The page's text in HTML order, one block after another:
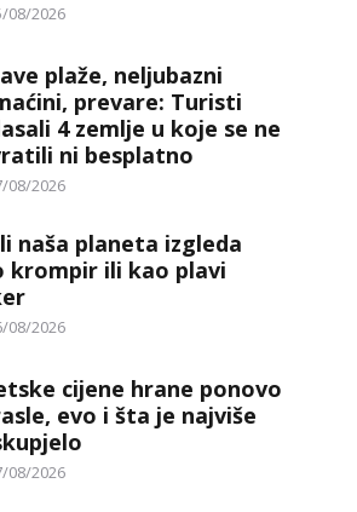
08/2026
plaže, neljubazni
prevare: Turisti
4 zemlje u koje se ne
ni besplatno
08/2026
naša planeta izgleda
krompir ili kao plavi
08/2026
cijene hrane ponovo
evo i šta je najviše
08/2026